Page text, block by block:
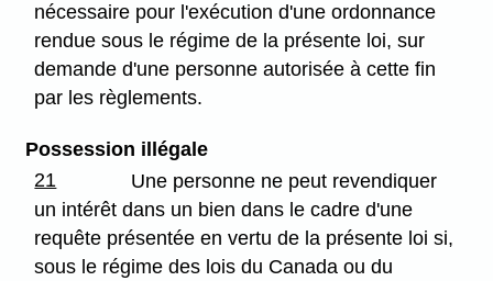
nécessaire pour l'exécution d'une ordonnance
rendue sous le régime de la présente loi, sur
demande d'une personne autorisée à cette fin
par les règlements.
Possession illégale
21
Une personne ne peut revendiquer
un intérêt dans un bien dans le cadre d'une
requête présentée en vertu de la présente loi si,
sous le régime des lois du Canada ou du